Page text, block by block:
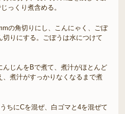
っくり煮含める。
の角切りにし、こんにゃく、ごぼ
切りにする。ごぼうは水につけて
んじんをBで煮て、煮汁がほとんど
、煮汁がすっかりなくなるまで煮
ちにCを混ぜ、白ゴマと4を混ぜて